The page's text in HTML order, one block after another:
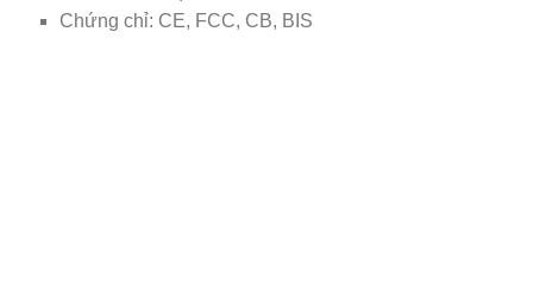
Chứng chỉ: CE, FCC, CB, BIS